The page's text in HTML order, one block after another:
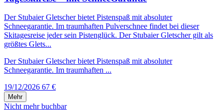
Der Stubaier Gletscher bietet Pistenspaß mit absoluter
Schneegarantie. Im traumhaften Pulverschnee findet bei dieser
Skitagesreise jeder sein Pistenglück. Der Stubaier Gletscher gilt als
größtes Glets...
Der Stubaier Gletscher bietet Pistenspaß mit absoluter
Schneegarantie. Im traumhaften ...
19/12/2026 67 €
Mehr
Nicht mehr buchbar